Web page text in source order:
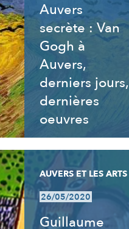
Auvers
secrète : Van
Gogh à
Auvers,
derniers jours,
dernières
oeuvres
AUVERS ET LES ARTS
26/05/2020
Guillaume